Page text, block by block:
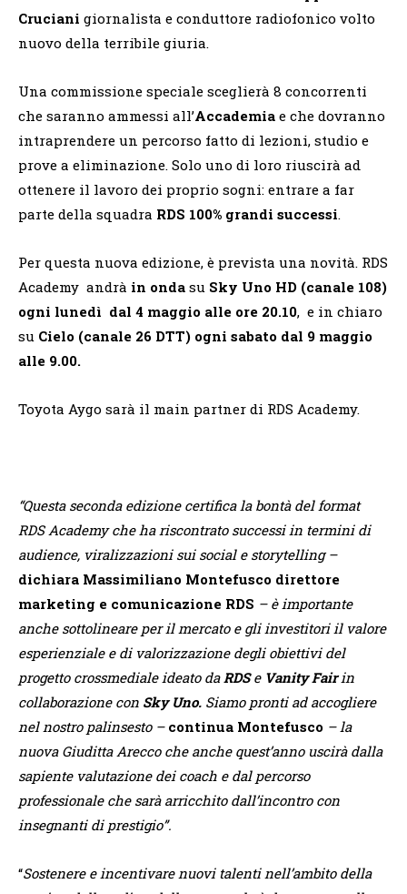
Cruciani giornalista e conduttore radiofonico volto
nuovo della terribile giuria.
Una commissione speciale sceglierà 8 concorrenti
che saranno ammessi all’Accademia e che dovranno
intraprendere un percorso fatto di lezioni, studio e
prove a eliminazione. Solo uno di loro riuscirà ad
ottenere il lavoro dei proprio sogni: entrare a far
parte della squadra RDS 100% grandi successi.
Per questa nuova edizione, è prevista una novità. RDS
Academy andrà in onda su Sky Uno HD (canale 108)
ogni lunedì dal 4 maggio alle ore 20.10, e in chiaro
su Cielo (canale 26 DTT) ogni sabato dal 9 maggio
alle 9.00.
Toyota Aygo sarà il main partner di RDS Academy.
“Questa seconda edizione certifica la bontà del format
RDS Academy che ha riscontrato successi in termini di
audience, viralizzazioni sui social e storytelling–
dichiara Massimiliano Montefusco direttore
marketing e comunicazione RDS – è importante
anche sottolineare per il mercato e gli investitori il valore
esperienziale e di valorizzazione degli obiettivi del
progetto crossmediale ideato da RDSe Vanity Fairin
collaborazione con Sky Uno. Siamo pronti ad accogliere
nel nostro palinsesto – continua Montefusco – la
nuova Giuditta Arecco che anche quest’anno uscirà dalla
sapiente valutazione dei coach e dal percorso
professionale che sarà arricchito dall’incontro con
insegnanti di prestigio”.
“Sostenere e incentivare nuovi talenti nell’ambito della